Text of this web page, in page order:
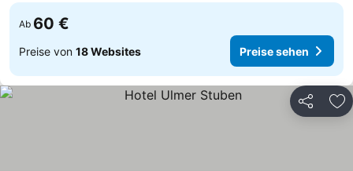
Ab 60 €
Preise von 18 Websites Preise sehen
Teilen